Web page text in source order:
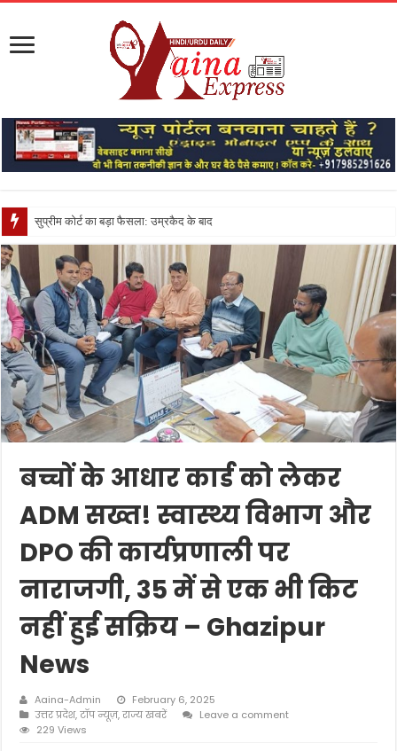
सुप्रीम कोर्ट का बड़ा फैसला: उम्रकैद के बाद मृत्यु तक जेल में रखन
बच्चों के आधार कार्ड को लेकर
ADM सख्त! स्वास्थ्य विभाग और
DPO की कार्यप्रणाली पर
नाराजगी, 35 में से एक भी किट
नहीं हुई सक्रिय – Ghazipur
News
Aaina-Admin
February 6, 2025
उत्तर प्रदेश,टॉप न्यूज़,राज्य खबरें
Leave a comment
229 Views